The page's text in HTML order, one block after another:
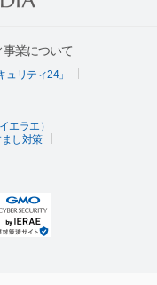
業について
リティ24」
エラエ）
し対策